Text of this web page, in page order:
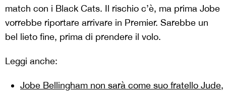
match con i Black Cats. Il rischio c’è, ma prima Jobe
vorrebbe riportare arrivare in Premier. Sarebbe un
bel lieto fine, prima di prendere il volo.
Leggi anche:
Jobe Bellingham non sarà come suo fratello Jude,